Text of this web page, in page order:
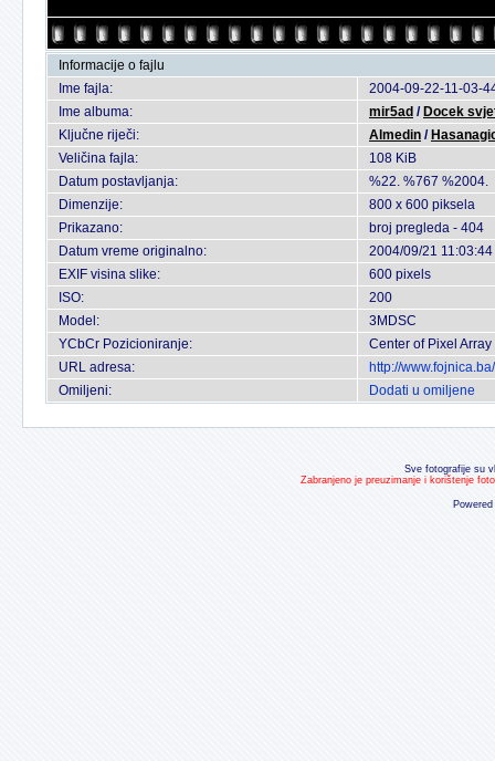
Informacije o fajlu
Ime fajla:
2004-09-22-11-03-
Ime albuma:
mir5ad / Docek
Ključne riječi:
Almedin /
Veličina fajla:
108 KiB
Datum postavljanja:
%22. %767 %2004.
Dimenzije:
800 x 600 piksela
Prikazano:
broj pregleda - 404
Datum vreme originalno:
2004/09/21 11:03:44
EXIF visina slike:
600 pixels
ISO:
200
Model:
3MDSC
YCbCr Pozicioniranje:
Center of Pixel Array
URL adresa:
http://
Omiljeni:
Dodati u omiljene
Sve fotografije su
Zabranjeno je preuzimanje i korištenje